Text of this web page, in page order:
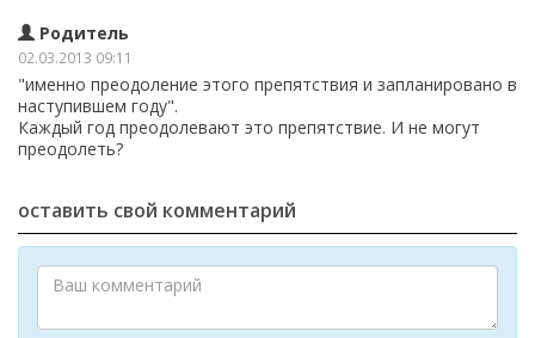
Родитель
02.03.2013 09:11
"именно преодоление этого препятствия и запланировано в
наступившем году".
Каждый год преодолевают это препятствие. И не могут
преодолеть?
оставить свой комментарий